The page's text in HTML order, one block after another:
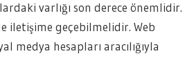
varlığı son derece önemlidir.
iletişime geçebilmelidir. Web
medya hesapları aracılığıyla